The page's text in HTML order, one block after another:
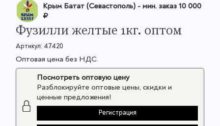
Крым Батат (Севастополь)- мин. заказ10 000
₽
Фузилли желтые 1кг. оптом
Артикул: 47420
Оптовая цена без НДС.
Посмотреть оптовую цену
Разблокируйте оптовые цены, скидки и
ценные предложения!
Регистрация